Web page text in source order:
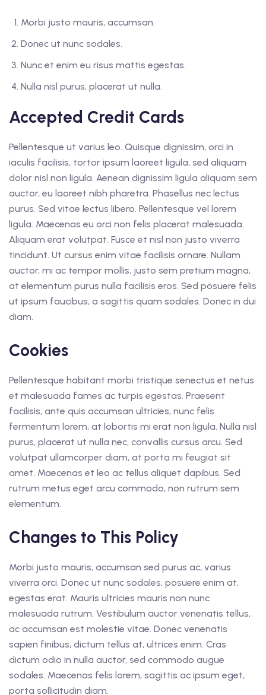
Morbi justo mauris, accumsan.
Donec ut nunc sodales.
Nunc et enim eu risus mattis egestas.
Nulla nisl purus, placerat ut nulla.
Accepted Credit Cards
Pellentesque ut varius leo. Quisque dignissim, orci in
iaculis facilisis, tortor ipsum laoreet ligula, sed aliquam
dolor nisl non ligula. Aenean dignissim ligula aliquam sem
auctor, eu laoreet nibh pharetra. Phasellus nec lectus
purus. Sed vitae lectus libero. Pellentesque vel lorem
ligula. Maecenas eu orci non felis placerat malesuada.
Aliquam erat volutpat. Fusce et nisl non justo viverra
tincidunt. Ut cursus enim vitae facilisis ornare. Nullam
auctor, mi ac tempor mollis, justo sem pretium magna,
at elementum purus nulla facilisis eros. Sed posuere felis
ut ipsum faucibus, a sagittis quam sodales. Donec in dui
diam.
Cookies
Pellentesque habitant morbi tristique senectus et netus
et malesuada fames ac turpis egestas. Praesent
facilisis, ante quis accumsan ultricies, nunc felis
fermentum lorem, at lobortis mi erat non ligula. Nulla nisl
purus, placerat ut nulla nec, convallis cursus arcu. Sed
volutpat ullamcorper diam, at porta mi feugiat sit
amet. Maecenas et leo ac tellus aliquet dapibus. Sed
rutrum metus eget arcu commodo, non rutrum sem
elementum.
Changes to This Policy
Morbi justo mauris, accumsan sed purus ac, varius
viverra orci. Donec ut nunc sodales, posuere enim at,
egestas erat. Mauris ultricies mauris non nunc
malesuada rutrum. Vestibulum auctor venenatis tellus,
ac accumsan est molestie vitae. Donec venenatis
sapien finibus, dictum tellus at, ultrices enim. Cras
dictum odio in nulla auctor, sed commodo augue
sodales. Maecenas felis lorem, sagittis ac ipsum eget,
porta sollicitudin diam.